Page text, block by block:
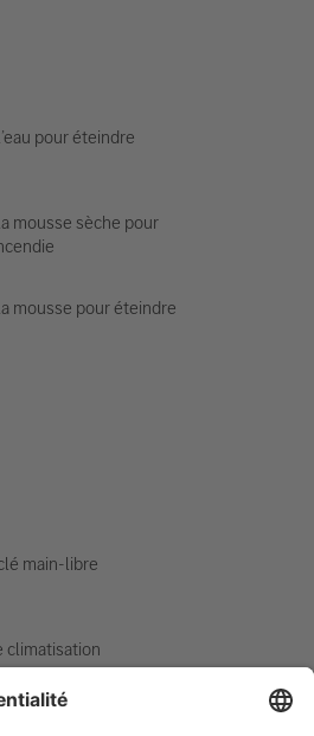
pour éteindre
mousse sèche pour
mousse pour éteindre
main-libre
climatisation